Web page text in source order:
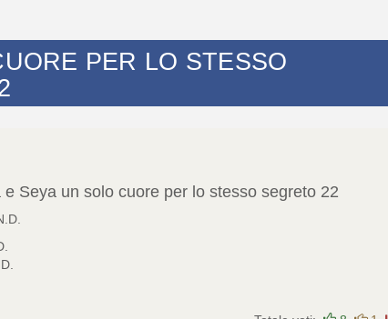
PER LO STESSO
e Seya un solo cuore per lo stesso segreto 22